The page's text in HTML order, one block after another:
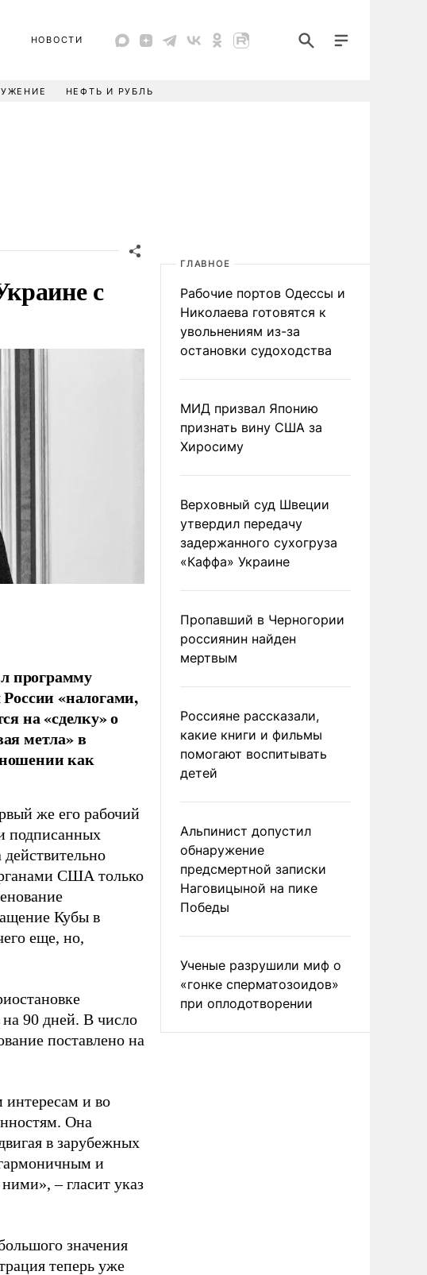
НОВОСТИ
НЕФТЬ И РУБЛЬ
с
программу
«налогами,
на «сделку» о
метла» в
как
же его рабочий
подписанных
США только
Кубы в
еще, но,
90 дней. В число
поставлено на
интересам и во
Она
в зарубежных
и
– гласит указ
значения
теперь уже
ГЛАВНОЕ
Рабочие портов Одессы и
Николаева готовятся к
увольнениям из-за
остановки судоходства
МИД призвал Японию
признать вину США за
Хиросиму
Верховный суд Швеции
утвердил передачу
задержанного сухогруза
«Каффа» Украине
Пропавший в Черногории
россиянин найден
мертвым
Россияне рассказали,
какие книги и фильмы
помогают воспитывать
детей
Альпинист допустил
обнаружение
предсмертной записки
Наговицыной на пике
Победы
Ученые разрушили миф о
«гонке сперматозоидов»
при оплодотворении